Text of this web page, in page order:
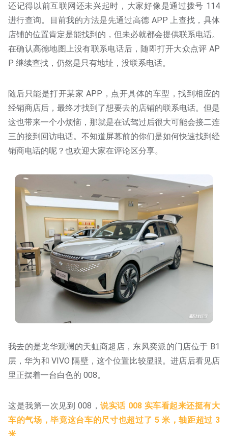
还记得以前互联网还未兴起时，大家好像是通过拨号 114
进行查询。目前我的方法是先通过高德 APP 上查找，具体
店铺的位置肯定是能找到的，但未必就都会提供联系电话。
在确认高德地图上没有联系电话后，随即打开大众点评 AP
P 继续查找，仍然是只有地址，没联系电话。
随后只能是打开某家 APP，点开具体的车型，找到相应的
经销商店后，最终才找到了想要去的店铺的联系电话。但是
这也带来一个小烦恼，那就是在试驾过后很大可能会接二连
三的接到回访电话。不知道屏幕前的你们是如何快速找到经
销商电话的呢？也欢迎大家在评论区分享。
我去的是龙华观澜的天虹商超店，东风奕派的门店位于 B1
层，华为和 VIVO 隔壁，这个位置比较显眼。进店后看见店
里正摆着一台白色的 008。
这是我第一次见到 008，说实话 008 实车看起来还挺有大
车的气场，毕竟这台车的尺寸也超过了 5 米，轴距超过 3